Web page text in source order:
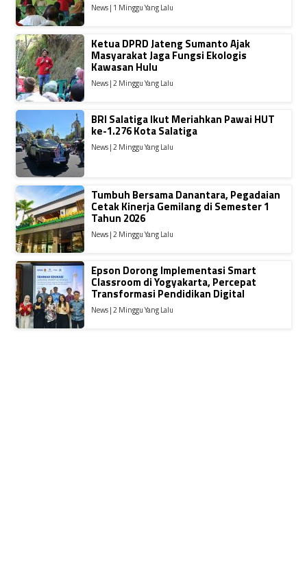
News | 1 Minggu Yang Lalu
Ketua DPRD Jateng Sumanto Ajak
Masyarakat Jaga Fungsi Ekologis
Kawasan Hulu
News | 2 Minggu Yang Lalu
BRI Salatiga Ikut Meriahkan Pawai HUT
ke-1.276 Kota Salatiga
News | 2 Minggu Yang Lalu
Tumbuh Bersama Danantara, Pegadaian
Cetak Kinerja Gemilang di Semester 1
Tahun 2026
News | 2 Minggu Yang Lalu
Epson Dorong Implementasi Smart
Classroom di Yogyakarta, Percepat
Transformasi Pendidikan Digital
News | 2 Minggu Yang Lalu